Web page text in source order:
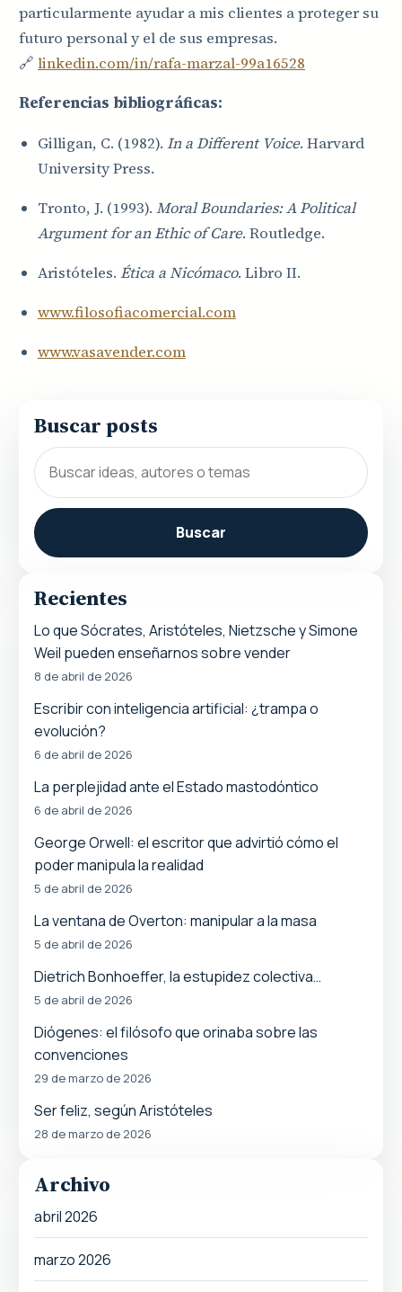
particularmente ayudar a mis clientes a proteger su
futuro personal y el de sus empresas.
🔗 linkedin.com/in/rafa-marzal-99a16528
Referencias bibliográficas:
Gilligan, C. (1982). In a Different Voice. Harvard
University Press.
Tronto, J. (1993). Moral Boundaries: A Political
Argument for an Ethic of Care. Routledge.
Aristóteles. Ética a Nicómaco. Libro II.
www.filosofiacomercial.com
www.vasavender.com
Buscar posts
Buscar
Recientes
Lo que Sócrates, Aristóteles, Nietzsche y Simone
Weil pueden enseñarnos sobre vender
8 de abril de 2026
Escribir con inteligencia artificial: ¿trampa o
evolución?
6 de abril de 2026
La perplejidad ante el Estado mastodóntico
6 de abril de 2026
George Orwell: el escritor que advirtió cómo el
poder manipula la realidad
5 de abril de 2026
La ventana de Overton: manipular a la masa
5 de abril de 2026
Dietrich Bonhoeffer, la estupidez colectiva…
5 de abril de 2026
Diógenes: el filósofo que orinaba sobre las
convenciones
29 de marzo de 2026
Ser feliz, según Aristóteles
28 de marzo de 2026
Archivo
abril 2026
marzo 2026